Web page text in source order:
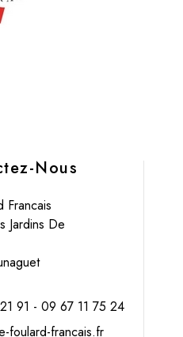
Nous
Francais
Jardins De
91 - 09 67 11 75 24
foulard-francais.fr